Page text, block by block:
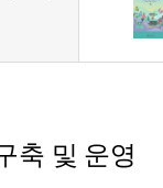
축 및 운영